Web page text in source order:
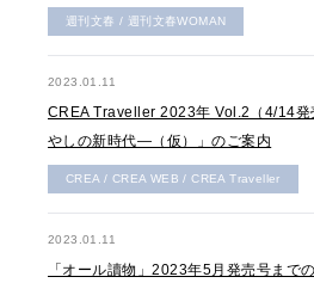
週刊文春 / 週刊文春WOMAN
2023.01.11
CREA Traveller 2023年 Vol.2（4/14
やしの新時代―（仮）」のご案内
CREA / CREA WEB / CREA Traveller
2023.01.11
「オール讀物」2023年5月発売号まで